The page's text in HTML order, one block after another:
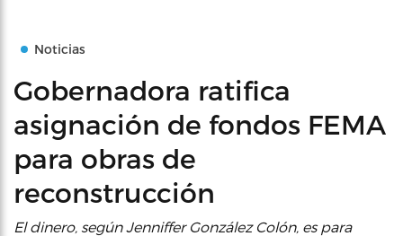
Noticias
Gobernadora ratifica
asignación de fondos FEMA
para obras de
reconstrucción
El dinero, según Jenniffer González Colón, es para